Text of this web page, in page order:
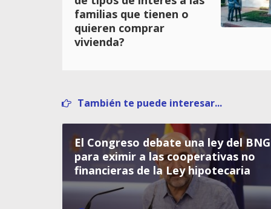
familias que tienen o
quieren comprar
vivienda?
También te puede interesar...
El Congreso debate una ley del BNG
para eximir a las cooperativas no
financieras de la Ley hipotecaria